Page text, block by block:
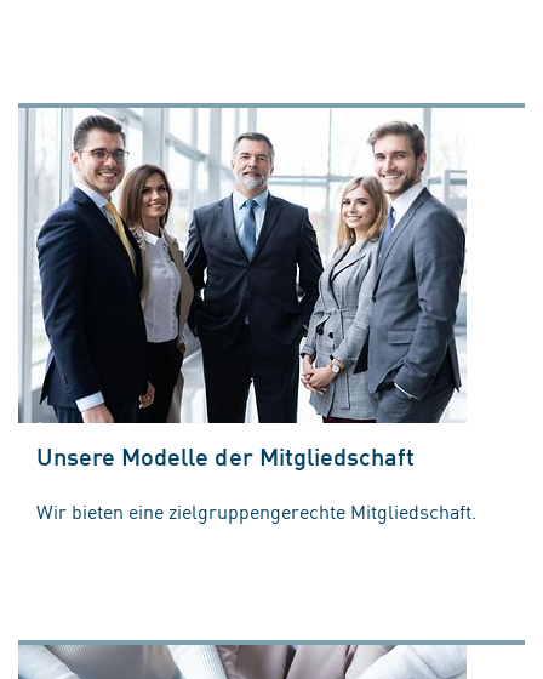
Unsere Modelle der Mitgliedschaft
Wir bieten eine zielgruppengerechte Mitgliedschaft.